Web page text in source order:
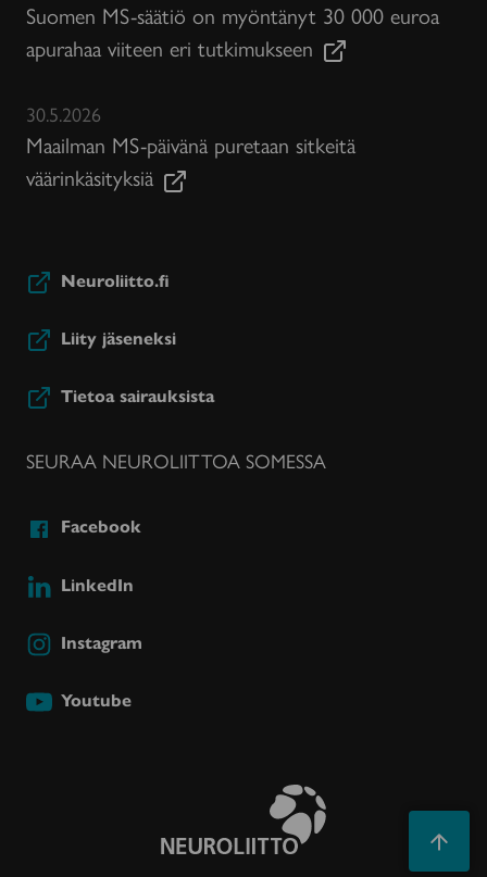
Suomen MS-säätiö on myöntänyt 30 000 euroa
apurahaa viiteen eri tutkimukseen
30.5.2026
Maailman MS-päivänä puretaan sitkeitä
väärinkäsityksiä
Neuroliitto.fi
Liity jäseneksi
Tietoa sairauksista
SEURAA NEUROLIITTOA SOMESSA
Facebook
LinkedIn
Instagram
Youtube
Takaisin